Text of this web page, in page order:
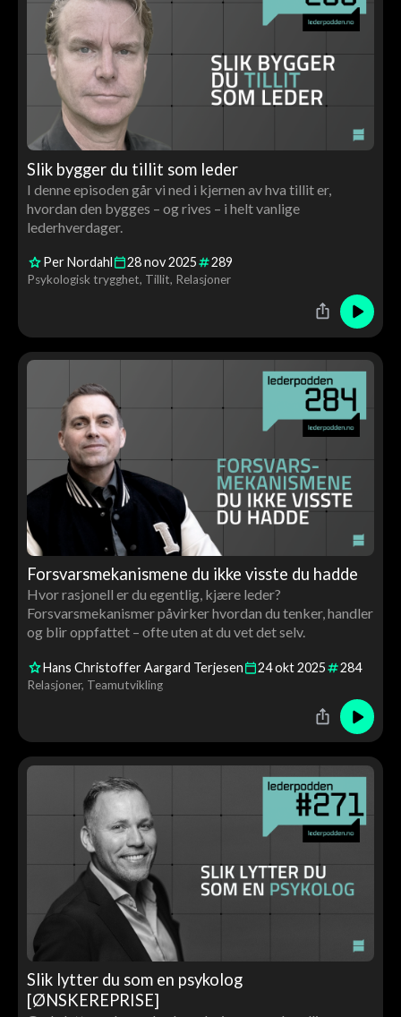
Slik bygger du tillit som leder
I denne episoden går vi ned i kjernen av hva tillit er,
hvordan den bygges – og rives – i helt vanlige
lederhverdager.
Per Nordahl 28nov2025 289
Psykologisk trygghet Tillit Relasjoner
Forsvarsmekanismene du ikke visste du hadde
Hvor rasjonell er du egentlig, kjære leder?
Forsvarsmekanismer påvirker hvordan du tenker, handler
og blir oppfattet – ofte uten at du vet det selv.
Hans Christoffer Aargard Terjesen 24okt2025 284
Relasjoner Teamutvikling
Slik lytter du som en psykolog
[ØNSKEREPRISE]